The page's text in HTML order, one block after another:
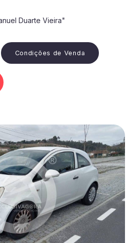
Duarte Vieira"
Condições de Venda